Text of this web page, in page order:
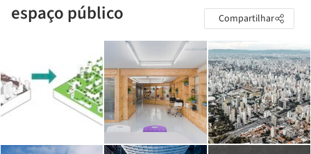
espaço público Compartilhar